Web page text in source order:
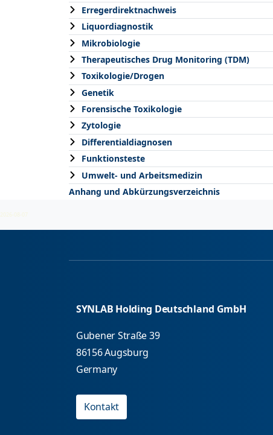
Erregerdirektnachweis
Liquordiagnostik
Mikrobiologie
Therapeutisches Drug Monitoring (TDM)
Toxikologie/Drogen
Genetik
Forensische Toxikologie
Zytologie
Differentialdiagnosen
Funktionsteste
Umwelt- und Arbeitsmedizin
Anhang und Abkürzungsverzeichnis
2026-08-07
SYNLAB Holding Deutschland GmbH
Gubener Straße 39
86156 Augsburg
Germany
Kontakt